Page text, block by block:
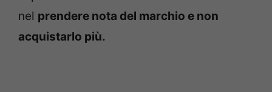
nel prendere nota del marchio e non
acquistarlo più.